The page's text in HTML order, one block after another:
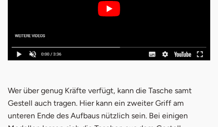
Wer über genug Kräfte verfügt, kann die Tasche samt
Gestell auch tragen. Hier kann ein zweiter Griff am
unteren Ende des Aufbaus nützlich sein. Bei einigen